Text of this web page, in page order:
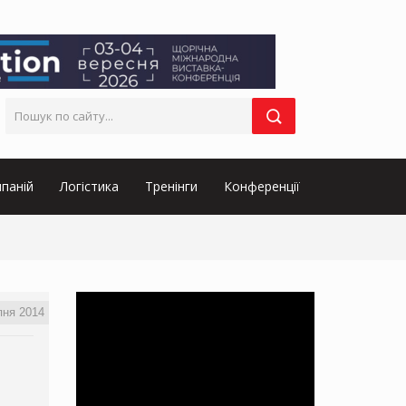
Логістика Тренінги Конференції
2014